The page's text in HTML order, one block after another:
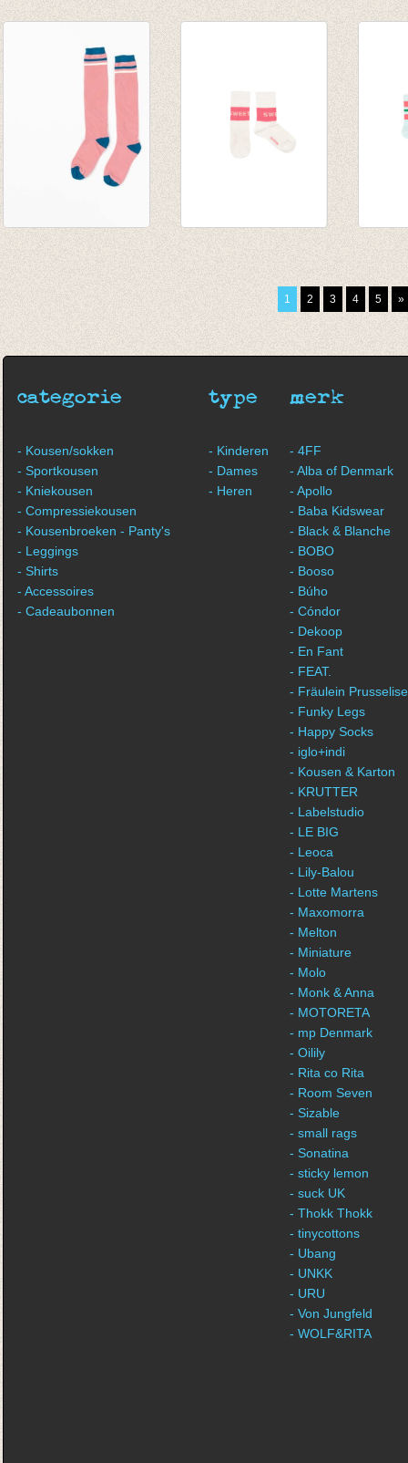
€
mint/
€
1 2 3 4 5 »
categorie
- Kousen/sokken
- Sportkousen
- Kniekousen
- Compressiekousen
- Kousenbroeken - Panty's
- Leggings
- Shirts
- Accessoires
- Cadeaubonnen
type
- Kinderen
- Dames
- Heren
merk
- 4FF
- Alba of Denmark
- Apollo
- Baba Kidswear
- Black & Blanche
- BOBO
- Booso
- Búho
- Cóndor
- Dekoop
- En Fant
- FEAT.
- Fräulein Prusselise
- Funky Legs
- Happy Socks
- iglo+indi
- Kousen & Karton
- KRUTTER
- Labelstudio
- LE BIG
- Leoca
- Lily-Balou
- Lotte Martens
- Maxomorra
- Melton
- Miniature
- Molo
- Monk & Anna
- MOTORETA
- mp Denmark
- Oilily
- Rita co Rita
- Room Seven
- Sizable
- small rags
- Sonatina
- sticky lemon
- suck UK
- Thokk Thokk
- tinycottons
- Ubang
- UNKK
- URU
- Von Jungfeld
- WOLF&RITA